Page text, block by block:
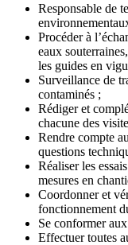
Responsable de
Procéder à
eaux
les guides en
Surveillance de
contaminés ;
Rédiger et
chacune des
Rendre compte
questions
Réaliser les
mesures en
Coordonner et
fonctionnement
Se conformer
Effectuer toutes